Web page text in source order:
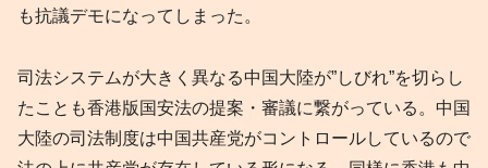
も抗議デモになってしまった。
司法システムが大きく異なる中国大陸が”しびれ”を切らし
たことも香港版国安法の提案・審議に繋がっている。中国
大陸の司法制度は中国共産党がコントロールしているので